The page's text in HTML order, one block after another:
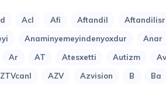
Acl Afi Aftandil
Anaminyemeyindenyoxdur Anar
Ar AT Atesxetti Autizm
AZV Azvision B Ba